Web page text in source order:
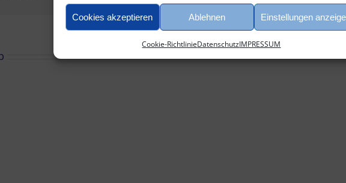
Cookies akzeptieren Ablehnen Einstellungen
Cookie-RichtlinieDatenschutzIMPRESSUM